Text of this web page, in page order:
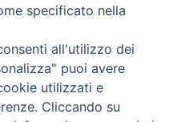
Lucera (FG) − tel.
(FG) − tel. 0881/977051
specificato nella
all'utilizzo dei
puoi avere
utilizzati e
Cliccando su